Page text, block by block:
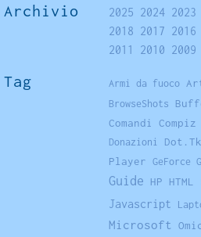
Archivio 2025 2024 2023
2018 2017 2016
2011
2010 2009
Tag Armi da fuoco
BrowseShots
Comandi Compiz
Donazioni Dot.Tk
Player GeForce
Guide HP HTML
Javascript
Microsoft